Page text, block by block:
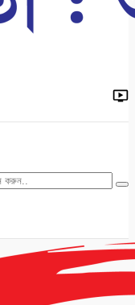
জাতীয় যশোর